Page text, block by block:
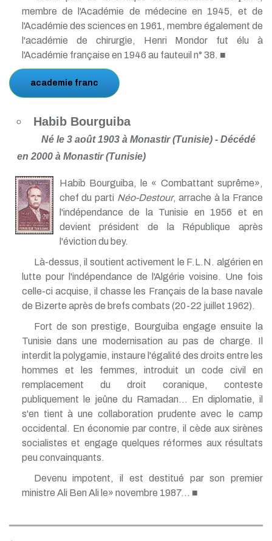
membre de l'Académie de médecine en 1945, et de
l'Académie des sciences en 1961, membre également de
l'académie de chirurgie, Henri Mondor fut élu à
l'Académie française en 1946 au fauteuil n° 38. ■
academie franc
Habib Bourguiba
Né le 3 août 1903 à Monastir (Tunisie) - Décédé
en 2000 à Monastir (Tunisie)
Habib Bourguiba, le « Combattant suprême»,
chef du parti Néo-Destour, arrache à la France
l'indépendance de la Tunisie en 1956 et en
devient président de la République après
l'éviction du bey.
Là-dessus, il soutient activement le F.L.N. algérien en
lutte pour l'indépendance de l'Algérie voisine. Une fois
celle-ci acquise, il chasse les Français de la base navale
de Bizerte après de brefs combats (20-22 juillet 1962).
Fort de son prestige, Bourguiba engage ensuite la
Tunisie dans une modernisation au pas de charge. Il
interdit la polygamie, instaure l'égalité des droits entre les
hommes et les femmes, introduit un code civil en
remplacement du droit coranique, conteste
publiquement le jeûne du Ramadan... En diplomatie, il
s'en tient à une collaboration prudente avec le camp
occidental. En économie par contre, il cède aux sirènes
socialistes et engage quelques réformes aux résultats
peu convainquants.
Devenu impotent, il est destitué par son premier
ministre Ali Ben Ali le» novembre 1987... ■